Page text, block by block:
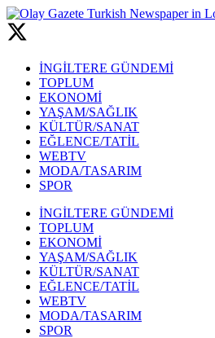
İNGİLTERE GÜNDEMİ
TOPLUM
EKONOMİ
YAŞAM/SAĞLIK
KÜLTÜR/SANAT
EĞLENCE/TATİL
WEBTV
MODA/TASARIM
SPOR
İNGİLTERE GÜNDEMİ
TOPLUM
EKONOMİ
YAŞAM/SAĞLIK
KÜLTÜR/SANAT
EĞLENCE/TATİL
WEBTV
MODA/TASARIM
SPOR